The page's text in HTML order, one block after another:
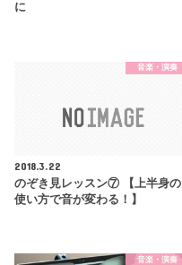
に
音楽・演奏
2018.3.22
のぞき見レッスン⑦ 【上半身の
使い方で音が変わる！】
音楽・演奏